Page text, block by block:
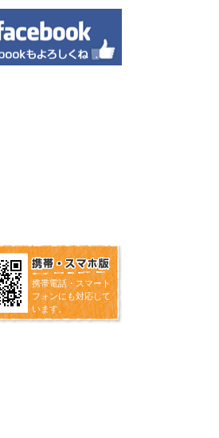
携帯電話・スマート
フォンにも対応して
います。